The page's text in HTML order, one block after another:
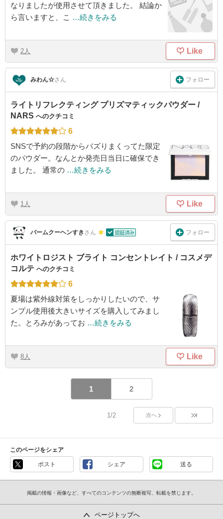
なりましたが使用させて頂きました。 結論か
ら言いますと、こ …続きをみる
2 Like
みわん☆さん フォロー
ライトリフレクティング プリズマティックパウダー /
NARS へのクチコミ
6
SNSで予約の段階からバズりまくってた限定
のパウダー。なんとか発売日当日に確保でき
ました。 通常の …続きをみる
1 Like
バームクーヘンすき さん フォロー
ホワイトロジスト ブライト コンセントレイト / コスメデ
コルテ へのクチコミ
6
夏場は紫外線対策をしっかりしたいので、サ
ンプル使用後大きいサイズを購入してみまし
た。とろみがあってお …続きをみる
8 Like
1 2
1/2 次へ
このページをシェア
ポスト シェア 送る
掲載の情報・画像など、すべてのコンテンツの無断複写、転載を禁じます。
ページトップへ